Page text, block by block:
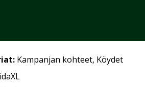
Kampanjan kohteet, Köydet